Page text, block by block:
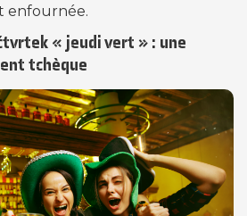
enfournée.
« jeudi vert » : une
tchèque